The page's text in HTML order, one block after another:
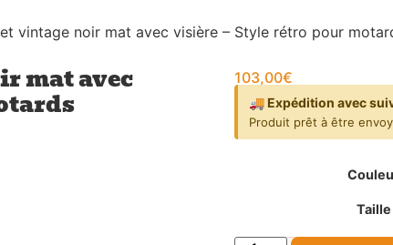
vintage noir mat avec visière – Style rétro pour
mat avec 103,00€
🚚 Expédition avec
Produit prêt à être
Taille